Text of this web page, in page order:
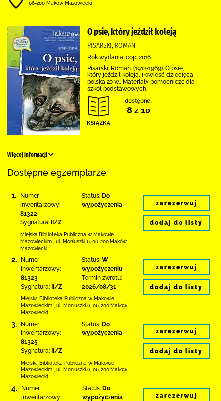
06-200 Maków Mazowiecki
O psie, który jeździł koleją
PISARSKI, ROMAN
Rok wydania: cop. 2016.
Pisarski, Roman. (1912-1969). O psie,
który jeździł koleją, Powieść dziecięca
polska 20 w., Materiały pomocnicze dla
szkół podstawowych.
dostępne:
8 z 10
Więcej informacji
Dostępne egzemplarze
1.
Numer
inwentarzowy:
81322
Sygnatura:
II/Z
Status: Do
wypożyczenia
Miejska Biblioteka Publiczna w Makowie
Mazowieckim
ul. Moniuszki 6 06-200 Maków
Mazowiecki
zarezerwuj
dodaj do listy
2.
Numer
inwentarzowy:
81323
Sygnatura:
II/Z
Status: W
wypożyczeniu
Termin zwrotu:
2026/08/31
Miejska Biblioteka Publiczna w Makowie
Mazowieckim
ul. Moniuszki 6 06-200 Maków
Mazowiecki
zarezerwuj
dodaj do listy
3.
Numer
inwentarzowy:
81325
Sygnatura:
II/Z
Status: Do
wypożyczenia
Miejska Biblioteka Publiczna w Makowie
Mazowieckim
ul. Moniuszki 6 06-200 Maków
Mazowiecki
zarezerwuj
dodaj do listy
4.
Numer
inwentarzowy:
Status: Do
wypożyczenia
zarezerwuj